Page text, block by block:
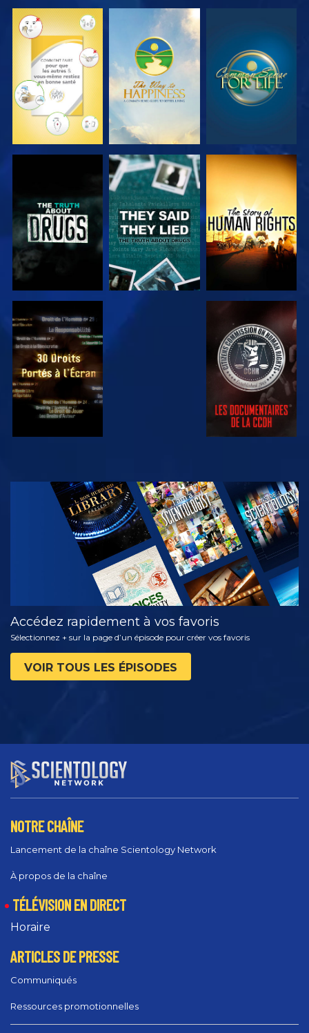
REGARDER REGARDER REGARDER
REGARDER REGARDER
REGARDER REGARDER
REGARDER
DÉCOUVRIR
LES SÉRIES
Accédez rapidement à vos favoris
Sélectionnez + sur la page d’un épisode pour créer vos favoris
VOIR TOUS LES ÉPISODES
NOTRE CHAÎNE
Lancement de la chaîne Scientology Network
À propos de la chaîne
TÉLÉVISION EN DIRECT
Horaire
ARTICLES DE PRESSE
Communiqués
Ressources promotionnelles